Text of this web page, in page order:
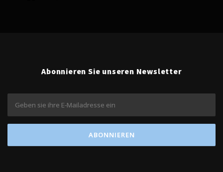
Abonnieren Sie unseren Newsletter